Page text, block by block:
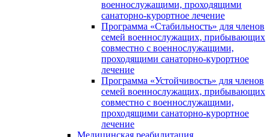
военнослужащими, проходящими
санаторно-курортное лечение
Программа «Стабильность» для членов
семей военнослужащих, прибывающих
совместно с военнослужащими,
проходящими санаторно-курортное
лечение
Программа «Устойчивость» для членов
семей военнослужащих, прибывающих
совместно с военнослужащими,
проходящими санаторно-курортное
лечение
Медицинская реабилитация